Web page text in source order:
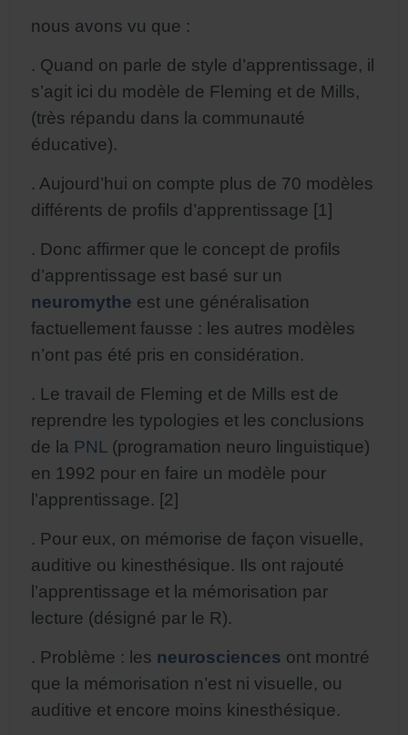
nous avons vu que :
. Quand on parle de style d’apprentissage, il
s’agit ici du modèle de Fleming et de Mills,
(très répandu dans la communauté
éducative).
. Aujourd’hui on compte plus de 70 modèles
différents de profils d’apprentissage [1]
. Donc affirmer que le concept de profils
d’apprentissage est basé sur un
neuromythe est une généralisation
factuellement fausse : les autres modèles
n’ont pas été pris en considération.
. Le travail de Fleming et de Mills est de
reprendre les typologies et les conclusions
de la PNL (programation neuro linguistique)
en 1992 pour en faire un modèle pour
l’apprentissage. [2]
. Pour eux, on mémorise de façon visuelle,
auditive ou kinesthésique. Ils ont rajouté
l’apprentissage et la mémorisation par
lecture (désigné par le R).
. Problème : les neurosciences ont montré
que la mémorisation n’est ni visuelle, ou
auditive et encore moins kinesthésique.